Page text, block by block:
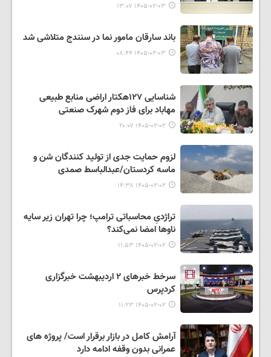
۱۴۰۵-۰۲-۰۳ ۱۳:۰۷
باند سارقان مامور نما در سنندج متلاشی شد
۱۴۰۵-۰۲-۰۳ ۰۸:۴۴
شناسایی ١٢٧هکتار اراضی منابع طبیعی
مهاباد برای فاز دوم شهرک صنعتی
۱۴۰۵-۰۲-۰۲ ۲۰:۰۷
لزوم حمایت جدی از تولید کنندگان شن و
ماسه کردستان/️عبدالباسط صمدی
۱۴۰۵-۰۲-۰۲ ۱۴:۳۸
تراژدیِ محاسباتی ترامپ؛ چرا تهران زیر سایه‌
ناوها امضا نمی‌کند؟
۱۴۰۵-۰۲-۰۲ ۱۱:۵۳
سرخط خبرهای ۲ اردیبهشت خبرگزاری
کردپرس
۱۴۰۵-۰۲-۰۲ ۱۱:۲۳
آرامش کامل در بازار برقرار است/ پروژه های
عمرانی بدون وقفه ادامه دارد